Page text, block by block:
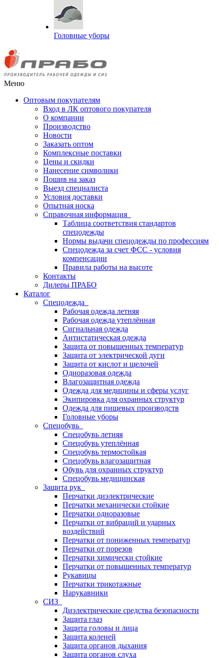
Головные уборы
Меню
Оптовым покупателям
Вход в ЛК оптового покупателя
О компании
Производство
Новости
Заказать оптом
Комплексные поставки
Цены и скидки
Нанесение символики
Пошив на заказ
Выезд специалиста
Условия доставки
Опытная носка
Справочная информация
Таблица соответствия стандартов
спецодежды
Нормы выдачи спецодежды по профессиям
Спецодежда за счет ФСС - условия
компенсации
Правила работы на высоте
Контакты
Дилеры ПРАБО
Каталог
Спецодежда
Рабочая одежда летняя
Рабочая одежда утеплённая
Сигнальная одежда
Антистатическая одежда
Защита от повышенных температур
Защита от электрической дуги
Защита от кислот и щелочей
Одноразовая одежда
Влагозащитная одежда
Одежда для медицины и сферы услуг
Экипировка для охранных структур
Одежда для пищевых производств
Головные уборы
Спецобувь
Спецобувь летняя
Спецобувь утеплённая
Спецобувь термостойкая
Спецобувь влагозащитная
Обувь для охранных структур
Спецобувь медицинская
Защита рук
Перчатки диэлектрические
Перчатки механически стойкие
Перчатки одноразовые
Перчатки от вибраций и ударных
воздействий
Перчатки от пониженных температур
Перчатки от порезов
Перчатки химически стойкие
Перчатки от повышенных температур
Рукавицы
Перчатки трикотажные
Нарукавники
СИЗ
Диэлектрические средства безопасности
Защита глаз
Защита головы и лица
Защита коленей
Защита органов дыхания
Защита органов слуха